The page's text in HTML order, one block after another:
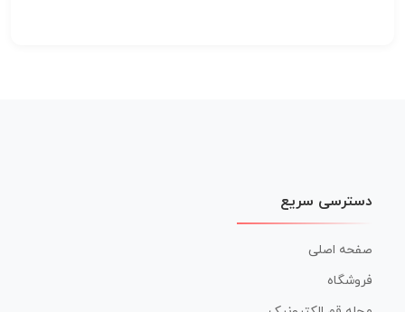
دسترسی سریع
صفحه اصلی
فروشگاه